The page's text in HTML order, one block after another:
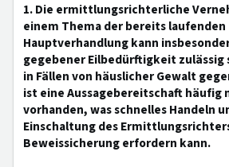
1. Die ermittlungsrichterliche
einem Thema der bereits laufenden
Hauptverhandlung kann
gegebener Eilbedürftigkeit zulässig
in Fällen von häuslicher Gewalt
ist eine Aussagebereitschaft häufig
vorhanden, was schnelles Handeln
Einschaltung des
Beweissicherung erfordern kann.